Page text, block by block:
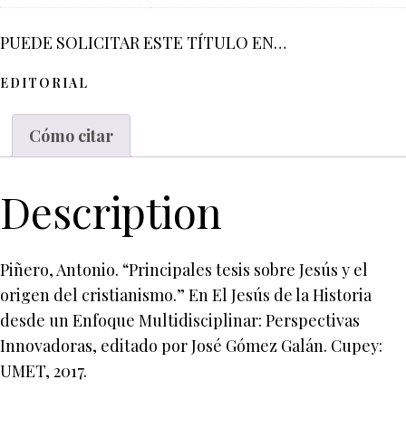
PUEDE SOLICITAR ESTE TÍTULO EN…
EDITORIAL
Cómo citar
Description
Piñero, Antonio. “Principales tesis sobre Jesús y el
origen del cristianismo.” En El Jesús de la Historia
desde un Enfoque Multidisciplinar: Perspectivas
Innovadoras, editado por José Gómez Galán. Cupey:
UMET, 2017.